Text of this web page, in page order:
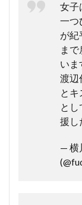
女子
一つ
が紀
ま
いま
渡辺
と
と
援し
— 横